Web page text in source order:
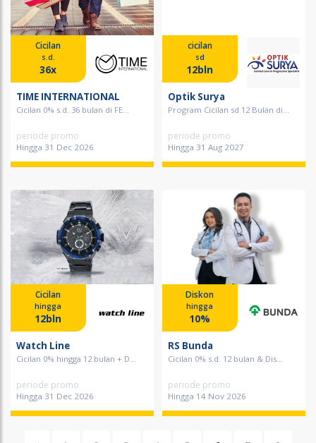
Cicilan
s.d.
36x
TIME INTERNATIONAL
Cicilan 0% s.d. 36 bulan di FE...
periode promo
Hingga 31 Dec 2026
cicilan
sd
12bln
Optik Surya
Program Cicilan sd 12 Bulan di...
periode promo
Hingga 31 Aug 2027
Cicilan
hingga
12bln
Watch Line
Cicilan 0% hingga 12 bulan + D...
periode promo
Hingga 31 Dec 2026
Diskon
hingga
10%
RS Bunda
Cicilan 0% s.d. 12 bulan & Dis...
periode promo
Hingga 14 Nov 2026